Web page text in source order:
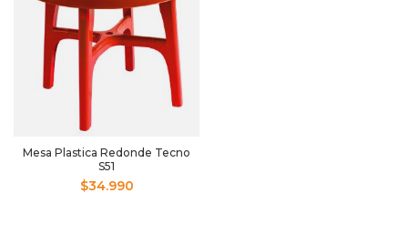
Mesa Plastica Redonde Tecno
S51
$34.990